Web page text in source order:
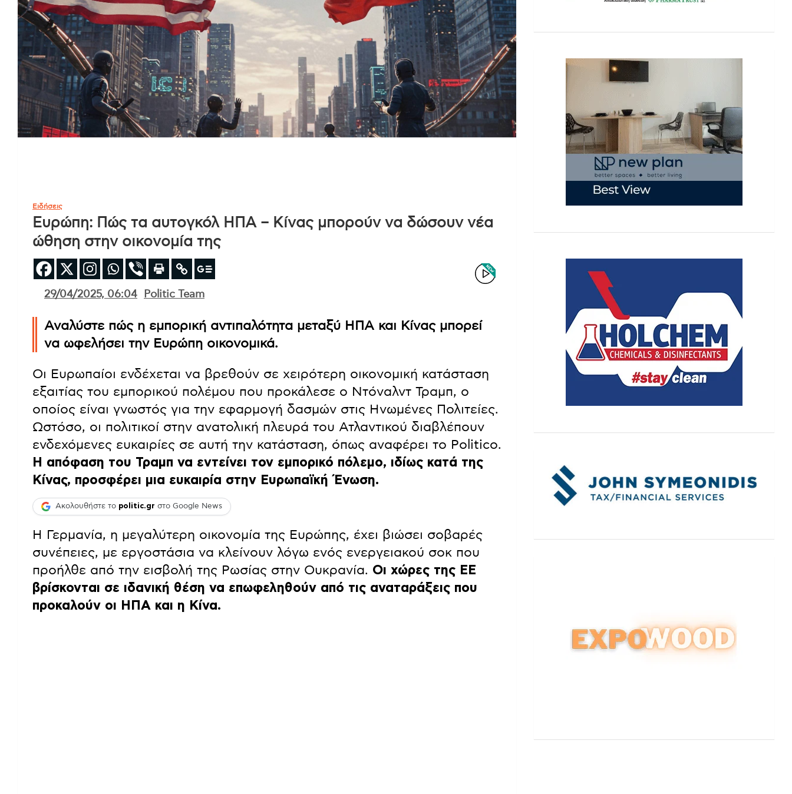
Ειδήσεις
Ευρώπη: Πώς τα αυτογκόλ ΗΠΑ – Κίνας μπορούν να δώσουν νέα
ώθηση στην οικονομία της
29/04/2025, 06:04 Politic Team
Αναλύστε πώς η εμπορική αντιπαλότητα μεταξύ ΗΠΑ και Κίνας μπορεί
να ωφελήσει την Ευρώπη οικονομικά.
Οι Ευρωπαίοι ενδέχεται να βρεθούν σε χειρότερη οικονομική κατάσταση
εξαιτίας του εμπορικού πολέμου που προκάλεσε ο Ντόναλντ Τραμπ, ο
οποίος είναι γνωστός για την εφαρμογή δασμών στις Ηνωμένες Πολιτείες.
Ωστόσο, οι πολιτικοί στην ανατολική πλευρά του Ατλαντικού διαβλέπουν
ενδεχόμενες ευκαιρίες σε αυτή την κατάσταση, όπως αναφέρει το Politico.
Η απόφαση του Τραμπ να εντείνει τον εμπορικό πόλεμο, ιδίως κατά της
Κίνας, προσφέρει μια ευκαιρία στην Ευρωπαϊκή Ένωση.
Ακολουθήστε το politic.gr στο Google News
Η Γερμανία, η μεγαλύτερη οικονομία της Ευρώπης, έχει βιώσει σοβαρές
συνέπειες, με εργοστάσια να κλείνουν λόγω ενός ενεργειακού σοκ που
προήλθε από την εισβολή της Ρωσίας στην Ουκρανία. Οι χώρες της ΕΕ
βρίσκονται σε ιδανική θέση να επωφεληθούν από τις αναταράξεις που
προκαλούν οι ΗΠΑ και η Κίνα.